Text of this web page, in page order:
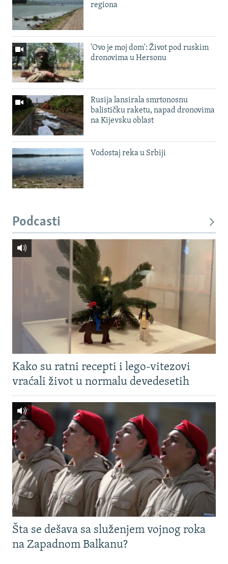
regiona
'Ovo je moj dom': Život pod ruskim
dronovima u Hersonu
Rusija lansirala smrtonosnu
balističku raketu, napad dronovima
na Kijevsku oblast
Vodostaj reka u Srbiji
Podcasti
Kako su ratni recepti i lego-vitezovi
vraćali život u normalu devedesetih
Šta se dešava sa služenjem vojnog roka
na Zapadnom Balkanu?